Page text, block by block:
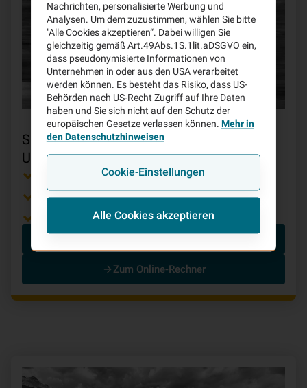
Sicher auf Tour:
UnsereMotorradversicherung
Bei jeder Tour dabei: Die 24-Stunden-Soforthilfe
Automatisches Leistungs-Update
Starke Leistungen, individuell angepasst
Zum Online-Rechner
Nachrichten, personalisierte Werbung und
Analysen. Um dem zuzustimmen, wählen Sie bitte
"Alle Cookies akzeptieren“. Dabei willigen Sie
gleichzeitig gemäß Art.49Abs.1S.1lit.aDSGVO ein,
dass pseudonymisierte Informationen von
Unternehmen in oder aus den USA verarbeitet
werden können. Es besteht das Risiko, dass US-
Behörden nach US-Recht Zugriff auf Ihre Daten
haben und Sie sich nicht auf den Schutz der
europäischen Gesetze verlassen können. Mehr in
den Datenschutzhinweisen
Cookie-Einstellungen
Alle Cookies akzeptieren